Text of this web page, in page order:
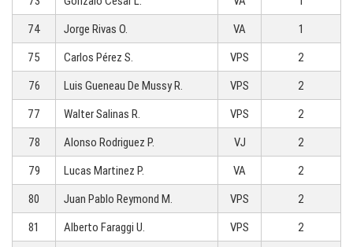
74
Jorge Rivas O. VA
1
75
Carlos Pérez S. VPS
2
76
Luis Gueneau De Mussy R. VPS
2
77
Walter Salinas R. VPS
2
78
Alonso Rodriguez P. VJ
2
79
Lucas Martinez P. VA
2
80
Juan Pablo Reymond M. VPS
2
81
Alberto Faraggi U. VPS
2